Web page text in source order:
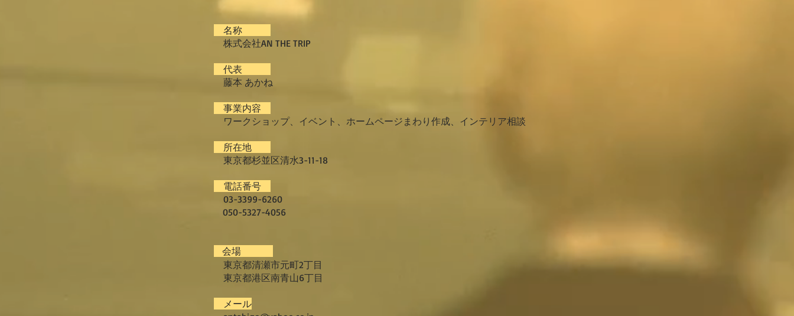
名称
株式会社AN THE TRIP
代表
藤本 あかね
事業内容
ワークショップ、イベント、ホームページまわり作成、インテリア相談
所在地
東京都杉並区清水3-11-18
電話番号
03-3399-6260
050-5327-4056
会場
東京都清瀬市元町2丁目
東京都港区南青山6丁目
メール